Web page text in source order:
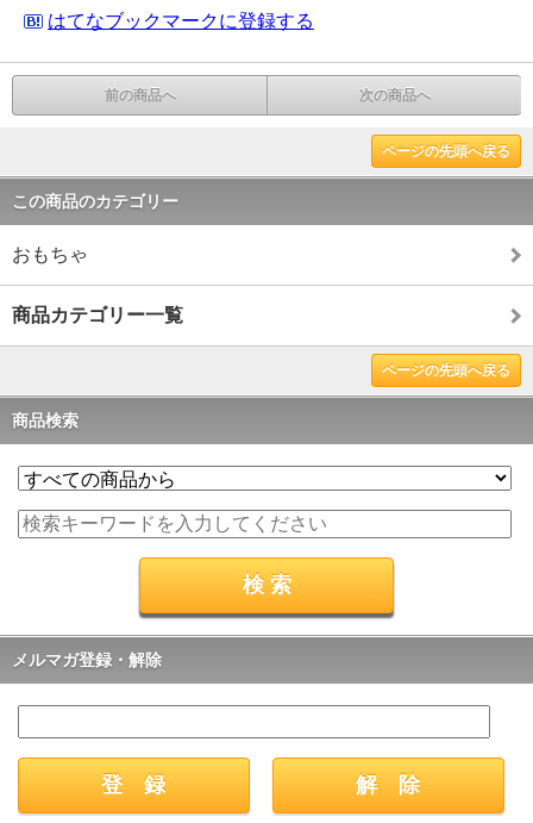
はてなブックマークに登録する
前の商品へ 次の商品へ
ページの先頭へ戻る
この商品のカテゴリー
おもちゃ
商品カテゴリー一覧
ページの先頭へ戻る
商品検索
メルマガ登録・解除